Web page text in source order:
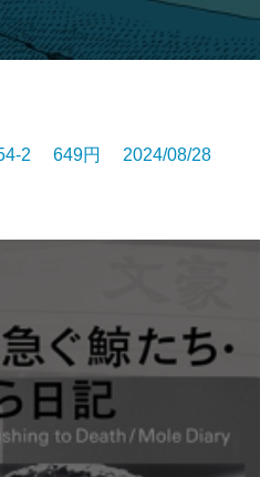
2 649円 2024/08/28